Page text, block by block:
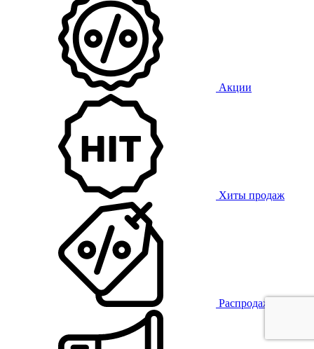
Акции
Хиты продаж
Распродажа